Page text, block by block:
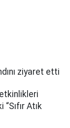
ziyaret etti
etkinlikleri
Atık